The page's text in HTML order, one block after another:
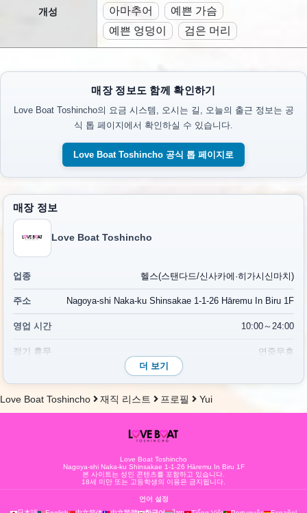
개성 아마추어
예쁜 가슴
예쁜 엉덩이
검은 머리
매장 정보도 함께 확인하기
Love Boat Toshincho의 요금 시스템, 오시는 길, 오늘의 출근 정보는 공
식 톱 페이지에서 확인하실 수 있습니다.
Love Boat Toshincho 공식 톱 페이지로
매장 정보
Love Boat Toshincho
업종 헬스(스탠다드/신사카에·히가시신마치)
주소 Nagoya-shi Naka-ku Shinsakae 1-1-26 Hāremu In Biru 1F
영업 시간 10:00～24:00
정기 휴무 연중무휴
오시는 길 지하철 도자이선(東山線) '사카에역'에서 도보 7분
더 보기
Love Boat Toshincho 재직 리스트 프로필 Yui
Love Boat Toshincho
Nagoya-shi Naka-ku Shinsakae 1-1-26 Hāremu In Biru 1F
본 사이트는 성인 콘텐츠를 포함하고 있습니다.
18세 미만 또는 고등학생의 이용은 금지됩니다.
언어 설정